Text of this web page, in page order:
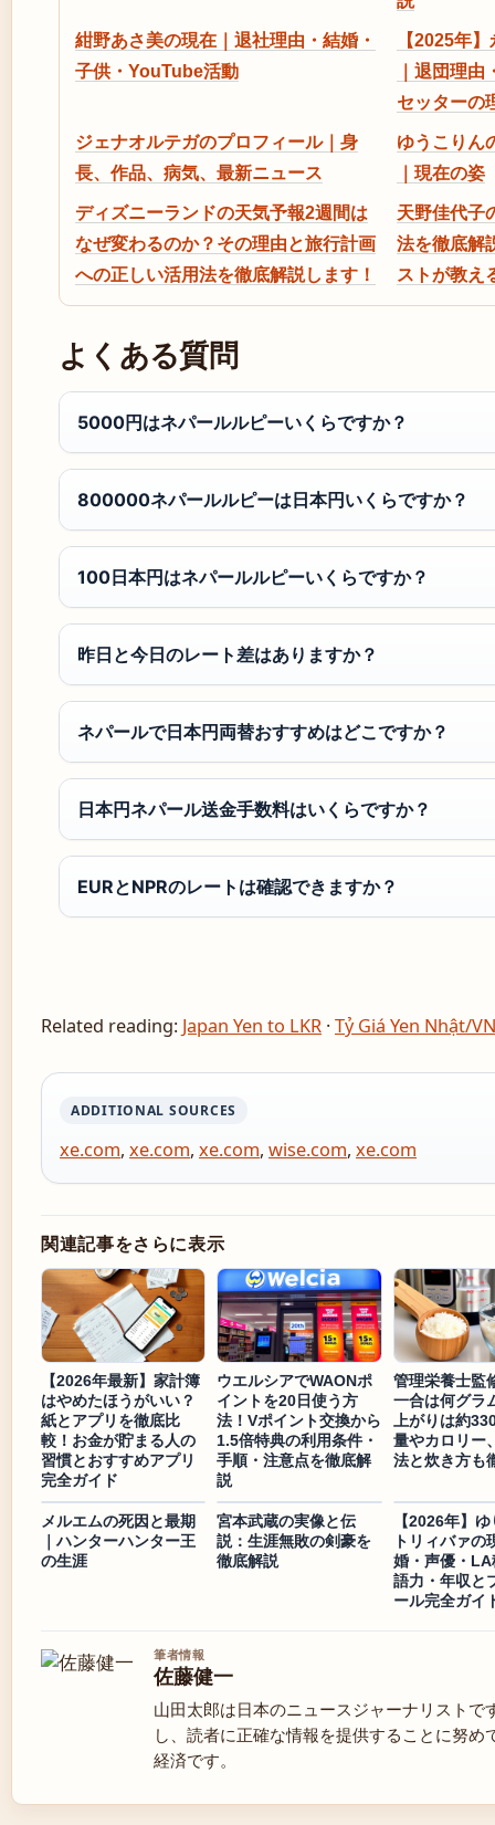
紺野あさ美の現在｜退社理由・結婚・
子供・YouTube活動
【2025年
｜退団理
セッターの
ジェナオルテガのプロフィール｜身
長、作品、病気、最新ニュース
ゆうこりん
｜現在の姿
ディズニーランドの天気予報2週間は
なぜ変わるのか？その理由と旅行計画
への正しい活用法を徹底解説します！
天野佳代子
法を徹底解
ストが教え
よくある質問
5000円はネパールルピーいくらですか？
800000ネパールルピーは日本円いくらですか？
100日本円はネパールルピーいくらですか？
昨日と今日のレート差はありますか？
ネパールで日本円両替おすすめはどこですか？
日本円ネパール送金手数料はいくらですか？
EURとNPRのレートは確認できますか？
Related reading: Japan Yen to LKR ·Tỷ Giá Yen Nhật/
ADDITIONAL SOURCES
xe.com, xe.com, xe.com, wise.com, xe.com
関連記事をさらに表示
【2026年最新】家計簿
はやめたほうがいい？
紙とアプリを徹底比
較！お金が貯まる人の
習慣とおすすめアプリ
完全ガイド
ウエルシアでWAONポ
イントを20日使う方
法！Vポイント交換から
1.5倍特典の利用条件・
手順・注意点を徹底解
説
管理栄養士監
一合は何グラ
上がりは約
量やカロリー
法と炊き方も
メルエムの死因と最期
｜ハンターハンター王
の生涯
宮本武蔵の実像と伝
説：生涯無敗の剣豪を
徹底解説
【2026年】
トリィバァの
婚・声優・LA
語力・年収と
ール完全ガイ
筆者情報
佐藤健一
山田太郎は日本のニュースジャーナリストで
し、読者に正確な情報を提供することに努
経済です。